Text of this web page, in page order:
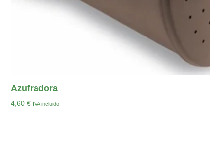
Azufradora
4,60€ IVA incluido